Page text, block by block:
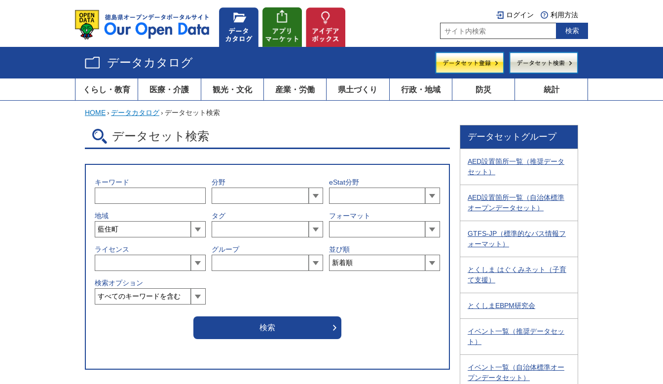
ログイン 利用方法
データカタログ
くらし・教育 医療・介護 観光・文化 産業・労働 県土づくり 行政・地域 防災 統計
HOME› データカタログ› データセット検索
データセット検索
キーワード 分野 eStat分野
地域 タグ フォーマット
ライセンス グループ 並び順
検索オプション
データセットグループ
AED設置箇所一覧（推奨データ
セット）
AED設置箇所一覧（自治体標準
オープンデータセット）
GTFS-JP（標準的なバス情報フ
ォーマット）
とくしま はぐくみネット（子育
て支援）
とくしまEBPM研究会
イベント一覧（推奨データセッ
ト）
イベント一覧（自治体標準オー
プンデータセット）